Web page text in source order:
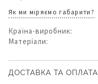
Як ми міряємо габарити?
Країна-виробник:
Матеріали:
ДОСТАВКА ТА ОПЛАТА